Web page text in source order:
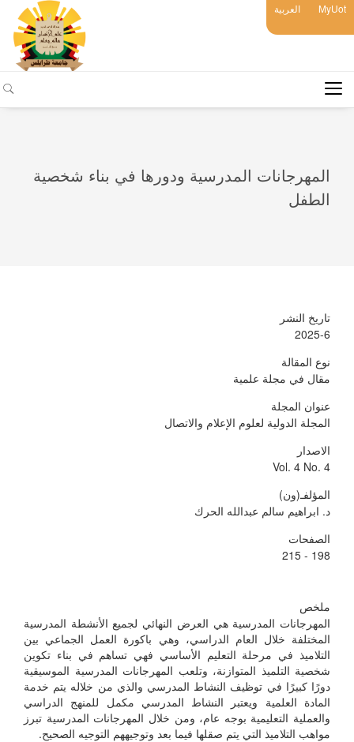
العربية MyUot
المهرجانات المدرسية ودورها في بناء شخصية
الطفل
تاريخ النشر
2025-6
نوع المقالة
مقال في مجلة علمية
عنوان المجلة
المجلة الدولية لعلوم الإعلام والاتصال
الاصدار
Vol. 4 No. 4
المؤلفـ(ون)
د. ابراهيم سالم عبدالله الحرك
الصفحات
198 - 215
ملخص
المهرجانات المدرسية هي العرض النهائي لجميع الأنشطة المدرسية
المختلفة خلال العام الدراسي، وهي باكورة العمل الجماعي بين
التلاميذ في مرحلة التعليم الأساسي فهي تساهم في بناء تكوين
شخصية التلميذ المتوازنة، وتلعب المهرجانات المدرسية الموسيقية
دورًا كبيرًا في توظيف النشاط المدرسي والذي من خلاله يتم خدمة
المادة العلمية ويعتبر النشاط المدرسي مكمل للمنهج الدراسي
والعملية التعليمية بوجه عام، ومن خلال المهرجانات المدرسية تبرز
مواهب التلاميذ التي يتم صقلها فيما بعد وتوجيههم التوجيه الصحيح.